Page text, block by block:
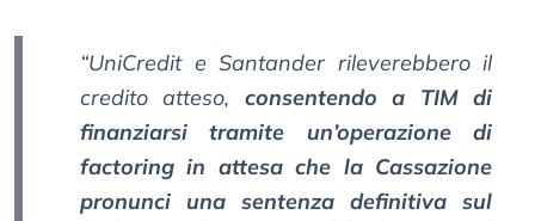
“UniCredit e Santander rileverebbero il
credito atteso, consentendo a TIM di
finanziarsi tramite un’operazione di
factoring in attesa che la Cassazione
pronunci una sentenza definitiva sul